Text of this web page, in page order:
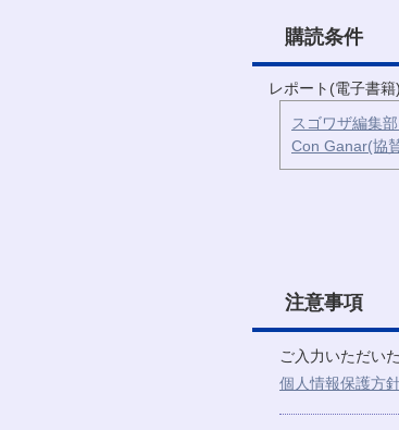
購読条件
レポート(電子書
スゴワザ編集
Con Ganar(協
注意事項
ご入力いただい
個人情報保護方